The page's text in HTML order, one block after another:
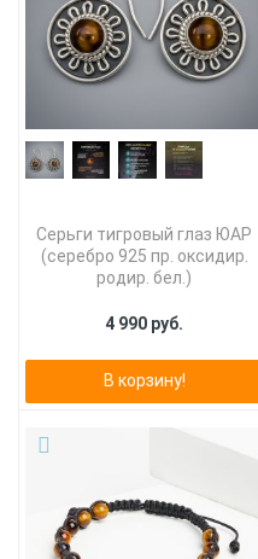
Серьги тигровый глаз ЮАР
(серебро 925 пр. оксидир.
родир. бел.)
4 990 руб.
В корзину!